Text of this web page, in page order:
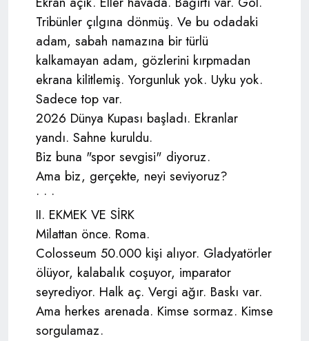
Tribünler çılgına dönmüş. Ve bu odadaki
adam, sabah namazına bir türlü
kalkamayan adam, gözlerini kırpmadan
ekrana kilitlemiş. Yorgunluk yok. Uyku yok.
Sadece top var.
2026 Dünya Kupası başladı. Ekranlar
yandı. Sahne kuruldu.
Biz buna "spor sevgisi" diyoruz.
Ama biz, gerçekte, neyi seviyoruz?
• • •
II. EKMEK VE SİRK
Milattan önce. Roma.
Colosseum 50.000 kişi alıyor. Gladyatörler
ölüyor, kalabalık coşuyor, imparator
seyrediyor. Halk aç. Vergi ağır. Baskı var.
Ama herkes arenada. Kimse sormaz. Kimse
sorgulamaz.